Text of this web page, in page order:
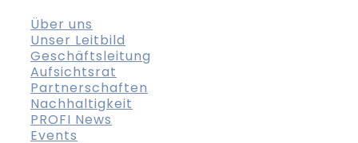
Über uns
Unser Leitbild
Geschäftsleitung
Aufsichtsrat
Partnerschaften
Nachhaltigkeit
PROFI News
Events